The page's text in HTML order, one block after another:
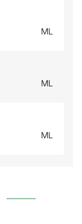
ML
ML
ML